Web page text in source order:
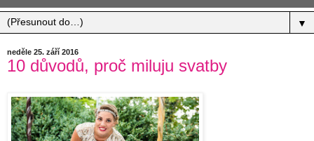
▼
neděle 25. září 2016
10 důvodů, proč miluju svatby